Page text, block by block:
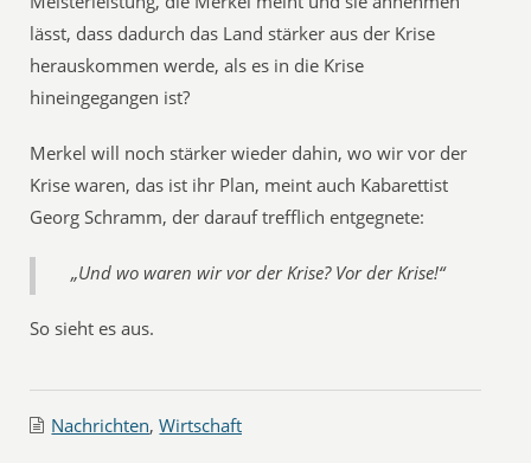
lässt, dass dadurch das Land stärker aus der Krise
herauskommen werde, als es in die Krise
hineingegangen ist?
Merkel will noch stärker wieder dahin, wo wir vor der
Krise waren, das ist ihr Plan, meint auch Kabarettist
Georg Schramm, der darauf trefflich entgegnete:
„Und wo waren wir vor der Krise? Vor der Krise!“
So sieht es aus.
Nachrichten,Wirtschaft